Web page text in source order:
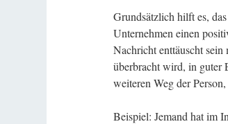
Grundsätzlich hilft es,
Unternehmen einen
Nachricht enttäuscht sein
überbracht wird, in guter
weiteren Weg der
Beispiel: Jemand hat im